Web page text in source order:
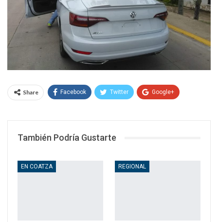
Share Facebook Twitter Google+
También Podría Gustarte
EN COATZA REGIONAL